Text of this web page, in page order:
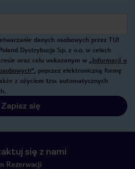
danych osobowych przez TUI
Dystrybucja Sp. z o.o. w celach
oraz celu wskazanym w „Informacji o
, poprzez elektroniczną formę
z użyciem tzw. automatycznych
Zapisz się
się z nami
Rezerwacji